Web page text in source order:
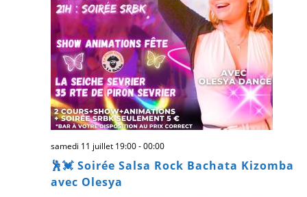
🕺💓 Soirée Salsa Rock Bachata Kizomba
avec Olesya
samedi 11 juillet 19:00-00:00